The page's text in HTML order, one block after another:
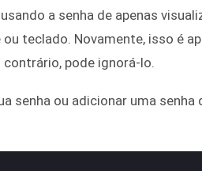
a senha de apenas
teclado. Novamente, isso é
pode ignorá-lo.
senha ou adicionar uma senha